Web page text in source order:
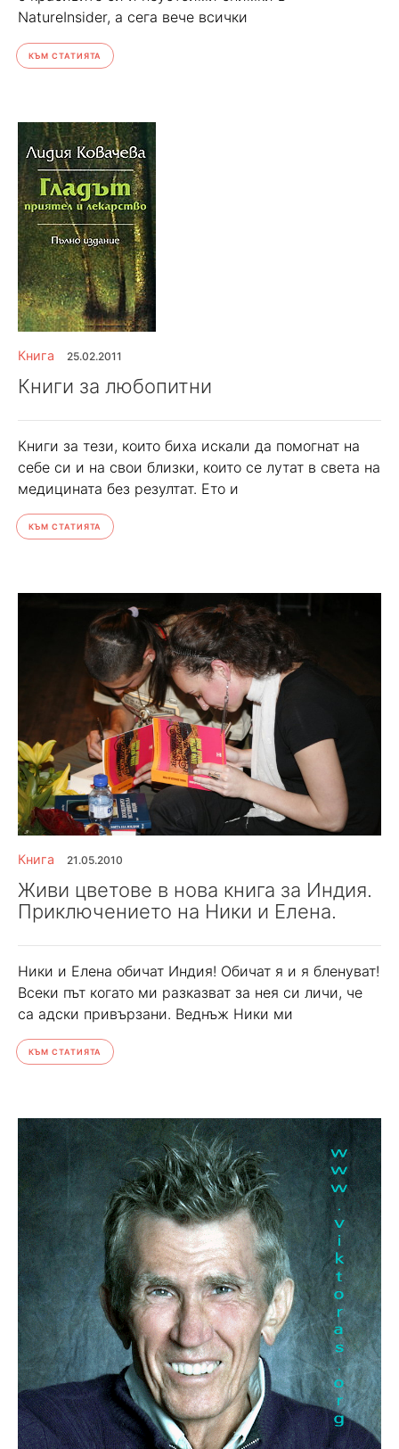
NatureInsider, а сега вече всички
КЪМ СТАТИЯТА
Книга 25.02.2011
Книги за любопитни
Книги за тези, които биха искали да помогнат на
себе си и на свои близки, които се лутат в света на
медицината без резултат. Ето и
КЪМ СТАТИЯТА
Книга 21.05.2010
Живи цветове в нова книга за Индия.
Приключението на Ники и Елена.
Ники и Елена обичат Индия! Обичат я и я бленуват!
Всеки път когато ми разказват за нея си личи, че
са адски привързани. Веднъж Ники ми
КЪМ СТАТИЯТА